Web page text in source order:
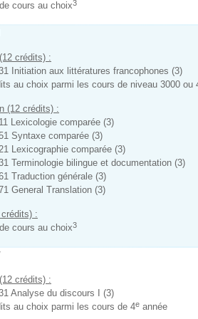
cours au choix3
crédits) :
Initiation aux littératures francophones (3)
au choix parmi les cours de niveau 3000 ou
(12 crédits) :
Lexicologie comparée (3)
Syntaxe comparée (3)
Lexicographie comparée (3)
Terminologie bilingue et documentation (3)
Traduction générale (3)
General Translation (3)
:
cours au choix3
crédits) :
Analyse du discours I (3)
au choix parmi les cours de 4e année